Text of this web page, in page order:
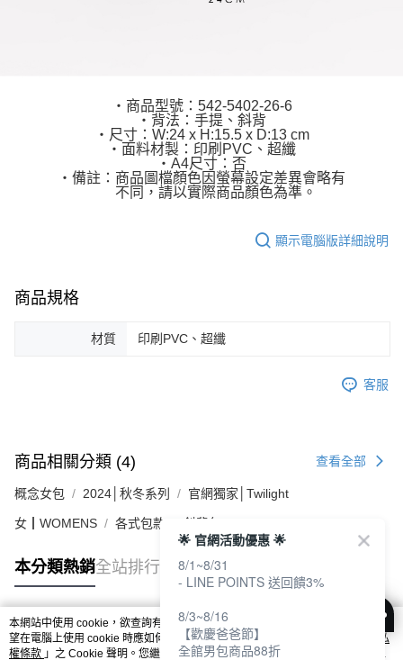
‧商品型號：542-5402-26-6
‧背法：手提、斜背
‧尺寸：W:24 x H:15.5 x D:13 cm
‧面料材製：印刷PVC、超纖
‧A4尺寸：否
‧備註：商品圖檔顏色因螢幕設定差異會略有
不同，請以實際商品顏色為準。
顯示電腦版詳細說明
商品規格
材質 印刷PVC、超纖
客服
商品相關分類 (4) 查看全部
概念女包 2024│秋冬系列 官網獨家│Twilight
女┃WOMENS 各式包款 斜背包
本分類熱銷全站排行
熱門標籤
本網站中使用 cookie，欲查詢有關本網站使用 cookie 方式之詳情，及若您不希
望在電腦上使用 cookie 時應如何變更電腦的 cookie 設定，請參閱本網站「
隱私
權條款 」之 Cookie 聲明。您繼續使用本網站即表示您同意本公司得按本網站使
🌟 官網活動優惠 🌟
8/1~8/31
- LINE POINTS 送回饋3%
8/3~8/16
【歡慶爸爸節】
全館男包商品88折